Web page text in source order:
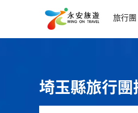
旅行團
埼玉縣旅行團